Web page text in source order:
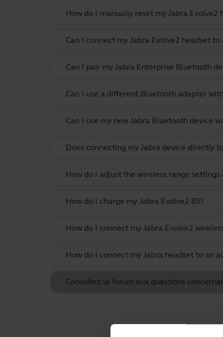
How do I manually reset my Jabra
Can I connect my Jabra Evolve2 headset
Can I pair my Jabra Enterprise Bluetooth
Can I use a different Bluetooth adapter
Can I use my new Jabra Bluetooth device
Does connecting my Jabra device directly
How do I adjust the wireless range
How do I charge my Jabra Evolve2 85?
How do I connect my Jabra Evolve2
How do I connect my Jabra headset to an
Consultez le forum aux questions